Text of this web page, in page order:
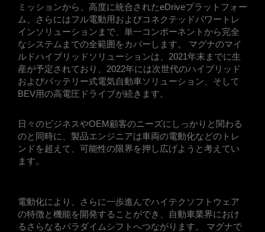
ミッションから、高度に統合されたeDriveプラットフォー
ム、さらにはフル電動用およびコネクテッドパワートレ
インソリューションまで、単一コンポーネントから完全
なシステムまでの全範囲をカバーします。 マグナのマイ
ルドハイブリッドソリューションは、2021年末までに生
産が予定されており、2022年には次世代のハイブリッド
およびバッテリー式電気自動車ソリューション、そして
BEV用の高電圧ドライブが続きます。
日々のビジネスやOEM顧客のニーズにしっかりと関わる
のと同時に、製品エンジニアは車両の電動化などのトレ
ンドを超えて、可能性の限界を押し広げようと考えてい
ます。
電動化により、さらに一歩進んでハイテクソフトウェア
の特徴と機能を開発することができ、自動車業界におけ
るさらなるパラダイムシフトへつながります。 マグナで